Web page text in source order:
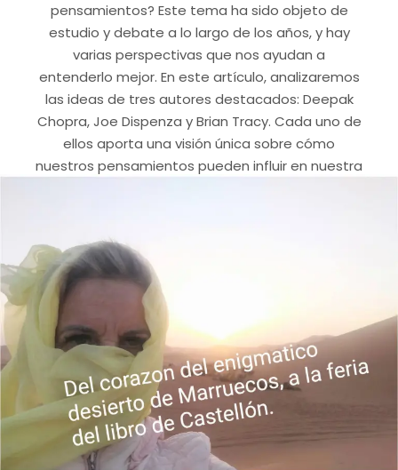
pensamientos? Este tema ha sido objeto de
estudio y debate a lo largo de los años, y hay
varias perspectivas que nos ayudan a
entenderlo mejor. En este artículo, analizaremos
las ideas de tres autores destacados: Deepak
Chopra, Joe Dispenza y Brian Tracy. Cada uno de
ellos aporta una visión única sobre cómo
nuestros pensamientos pueden influir en nuestra
conexión mente-cuerpo, explora en su libro
Sincronicidad la idea de que los eventos no son
meras coincidencias, sino señales significativas
relacionadas con nuestras intenciones y deseos.
Chopra se refiere a esto como sincronías, donde
eventos…
Leer más
Compartir:
WhatsApp
Telegram